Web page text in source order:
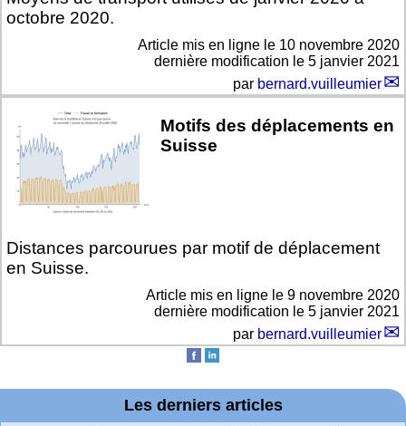
octobre 2020.
Article mis en ligne le 10 novembre 2020
dernière modification le 5 janvier 2021
par bernard.vuilleumier
Motifs des déplacements en
Suisse
Distances parcourues par motif de déplacement
en Suisse.
Article mis en ligne le 9 novembre 2020
dernière modification le 5 janvier 2021
par bernard.vuilleumier
Les derniers articles